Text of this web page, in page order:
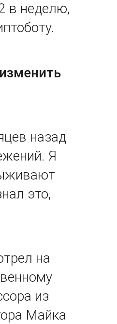
в неделю,
назад
Я
это,
на
из
Майка